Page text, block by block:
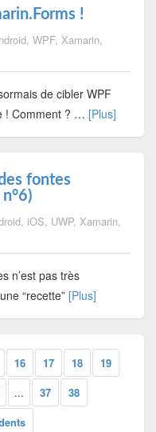
!
, WPF, Xamarin,
de cibler WPF
! Comment ? … [Plus]
fontes
, iOS, UWP, Xamarin,
n’est pas très
“recette” [Plus]
16 17 18
19
... 37
38